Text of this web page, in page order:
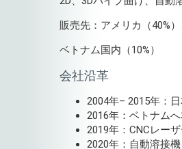
販売先：アメリカ（40%
ベトナム国内（10%）
会社沿革
2004年– 2015年：
2016年：ベトナム
2019年：CNCレー
2020年：自動溶接